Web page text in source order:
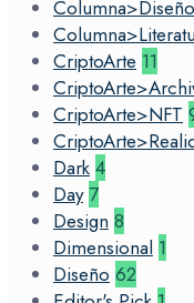
Columna>Diseño
CriptoArte 11
CriptoArte>NFT
Dark 4
Day 7
Design 8
Dimensional 1
Diseño 62